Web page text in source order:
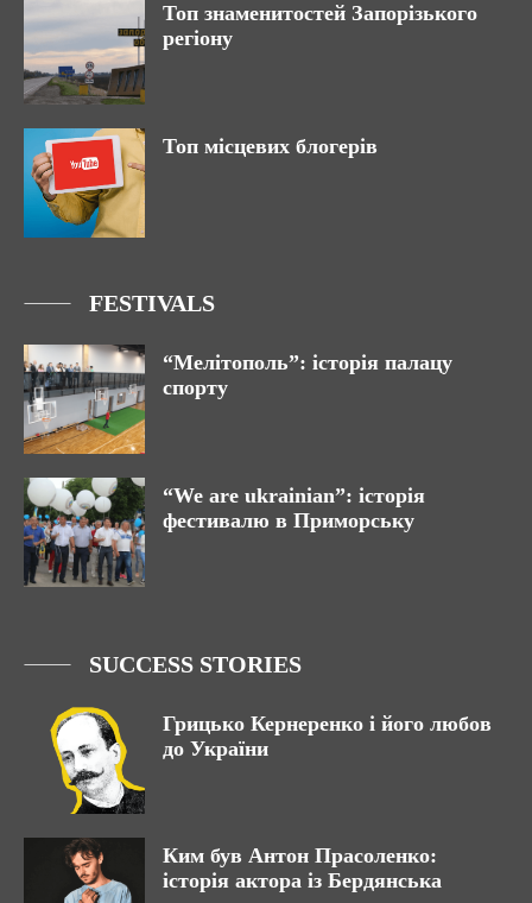
Топ знаменитостей Запорізького
регіону
Топ місцевих блогерів
FESTIVALS
“Мелітополь”: історія палацу
спорту
“We are ukrainian”: історія
фестивалю в Приморську
SUCCESS STORIES
Грицько Кернеренко і його любов
до України
Ким був Антон Прасоленко:
історія актора із Бердянська